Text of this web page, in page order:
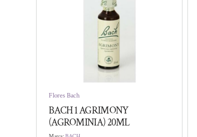
Flores Bach
BACH 1 AGRIMONY
(AGROMINIA) 20ML